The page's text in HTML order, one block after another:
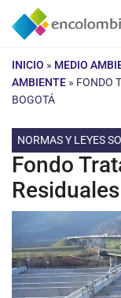
Saltar
INICIO » MEDIO
AMBIENTE » FONDO
BOGOTÁ
NORMAS Y LEYES
Fondo